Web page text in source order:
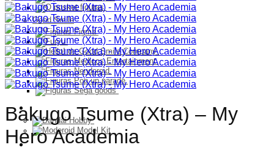
Good Smile
Model Kit
PELUCHES
Bakugo Tsume (Xtra) – My
Hero Academia